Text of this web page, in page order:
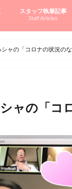
スタッフ執筆記事
Staff Articles
ャの「コロナの状況のな
ャの「コ